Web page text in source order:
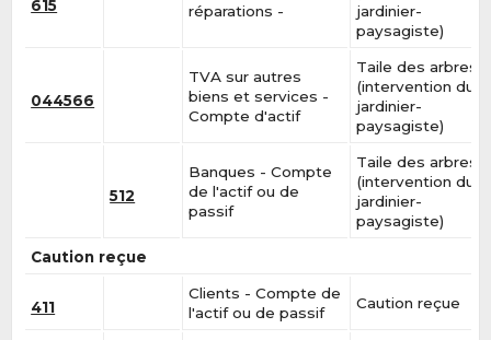
615
réparations -
jardinier-
paysagiste)
044566
TVA sur autres
biens et services -
Compte d'actif
Taile des arbres
(intervention du
jardinier-
paysagiste)
512
Banques - Compte
de l'actif ou de
passif
Taile des arbres
(intervention du
jardinier-
paysagiste)
Caution reçue
411
Clients - Compte de
l'actif ou de passif
Caution reçue